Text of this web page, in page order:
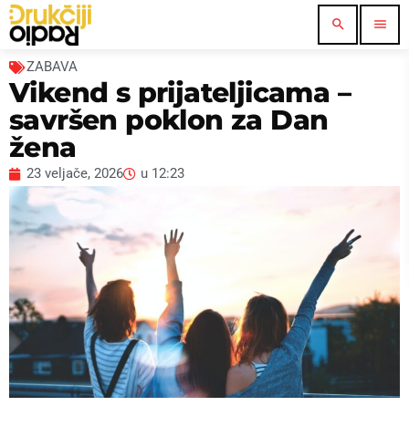
search menu
ZABAVA
Vikend s prijateljicama –
savršen poklon za Dan
žena
23 veljače, 2026 u 12:23